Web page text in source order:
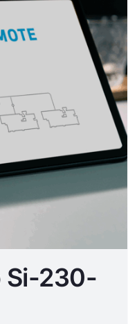
Si-230-